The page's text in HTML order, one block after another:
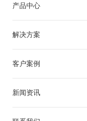
产品中心
解决方案
客户案例
新闻资讯